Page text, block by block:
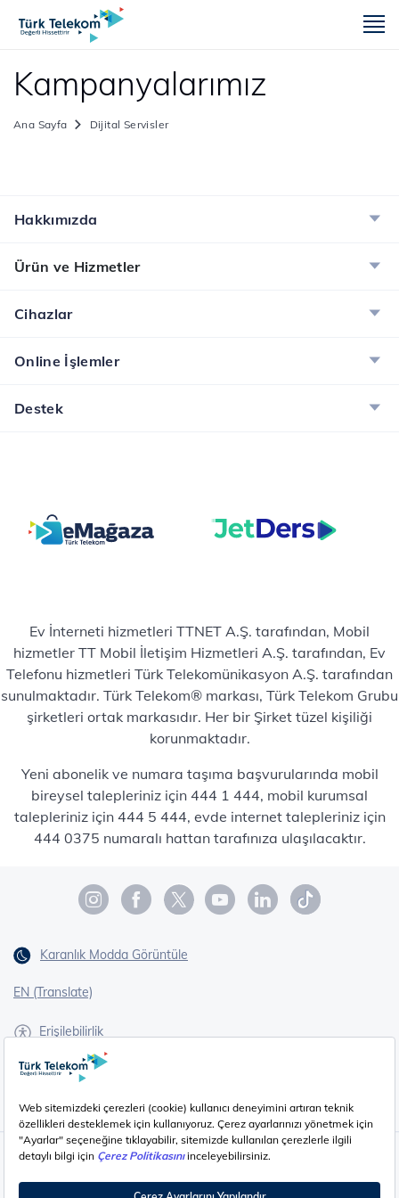
Kampanyalarımız
Ana Sayfa Dijital Servisler
Hakkımızda
Ürün ve Hizmetler
Cihazlar
Online İşlemler
Destek
Ev İnterneti hizmetleri TTNET A.Ş. tarafından, Mobil
hizmetler TT Mobil İletişim Hizmetleri A.Ş. tarafından, Ev
Telefonu hizmetleri Türk Telekomünikasyon A.Ş. tarafından
sunulmaktadır. Türk Telekom® markası, Türk Telekom Grubu
şirketleri ortak markasıdır. Her bir Şirket tüzel kişiliği
korunmaktadır.
Yeni abonelik ve numara taşıma başvurularında mobil
bireysel talepleriniz için 444 1 444, mobil kurumsal
talepleriniz için 444 5 444, evde internet talepleriniz için
444 0375 numaralı hattan tarafınıza ulaşılacaktır.
Karanlık Modda Görüntüle
EN (Translate)
Erişilebilirlik
İşaret Dili Çevirisi